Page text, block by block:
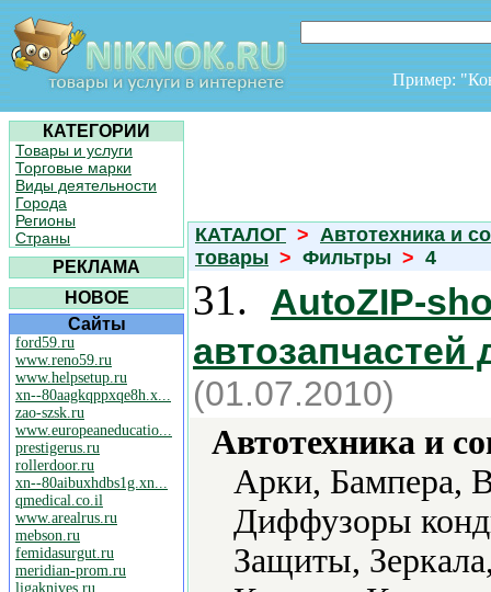
Пример:
КАТЕГОРИИ
Товары и услуги
Торговые марки
Виды деятельности
Города
Регионы
Страны
РЕКЛАМА
НОВОЕ
Сайты
ford59.ru
www.reno59.ru
www.helpsetup.ru
xn--80aagkqppxqe8h.x...
zao-szsk.ru
www.europeaneducatio...
prestigerus.ru
rollerdoor.ru
xn--80aibuxhdbs1g.xn...
qmedical.co.il
www.arealrus.ru
mebson.ru
femidasurgut.ru
meridian-prom.ru
ligaknives.ru
КАТАЛОГ > Автотехника и
товары > Фильтры > 4
31.
AutoZIP-
(01.07.2010)
Автотехника и
Арки, Бампера,
Диффузоры
Защиты,